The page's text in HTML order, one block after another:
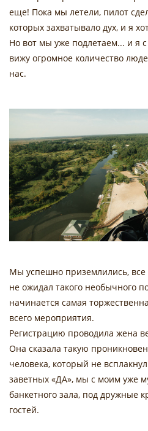
еще! Пока мы летели, пилот
которых захватывало дух, и я
Но вот мы уже подлетаем... и я
вижу огромное количество
нас.
Мы успешно приземлились, все
не ожидал такого необычного
начинается самая
всего мероприятия.
Регистрацию проводила жена
Она сказала такую
человека, который не
заветных «ДА», мы с моим уже
банкетного зала, под дружные
гостей.